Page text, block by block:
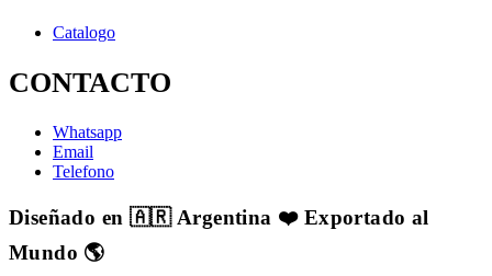
Catalogo
CONTACTO
Whatsapp
Email
Telefono
Diseñado en 🇦🇷 Argentina ❤️ Exportado al
Mundo 🌎